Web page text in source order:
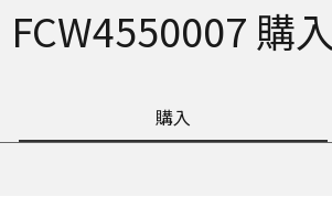
FCW4550007 購入
購入